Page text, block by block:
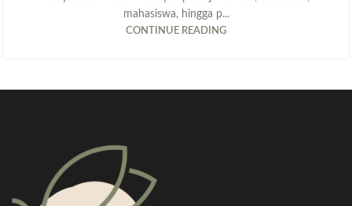
mahasiswa, hingga p...
CONTINUE READING